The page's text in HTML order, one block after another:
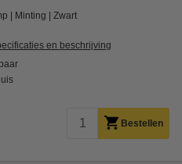
Minting Zwart
en beschrijving
Bestellen